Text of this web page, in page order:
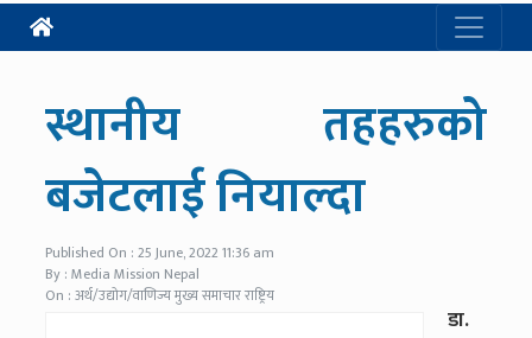
स्थानीय तहहरुको
बजेटलाई नियाल्दा
Published On : 25 June, 2022 11:36 am
By : Media Mission Nepal
On : अर्थ/उद्योग/वाणिज्य मुख्य समाचार राष्ट्रिय
डा.